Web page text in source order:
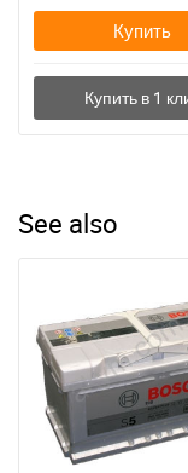
Купить
See also